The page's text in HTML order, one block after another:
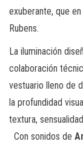
exuberante, que
Rubens.
La iluminación
colaboración
vestuario lleno de
la profundidad
textura,
Con sonidos de